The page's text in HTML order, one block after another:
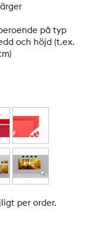
på typ
och höjd (t.ex.
per order.